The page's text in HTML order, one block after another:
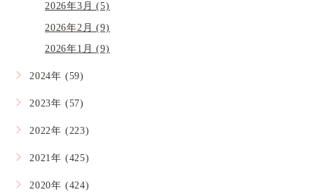
2026年3月 (5)
2026年2月 (9)
2026年1月 (9)
2024年 (59)
2023年 (57)
2022年 (223)
2021年 (425)
2020年 (424)